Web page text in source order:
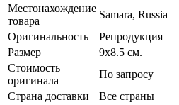
Местонахождение
товара
Samara, Russia
Оригинальность
Репродукция
Размер
9х8.5 см.
Стоимость
оригинала
По запросу
Страна доставки
Все страны